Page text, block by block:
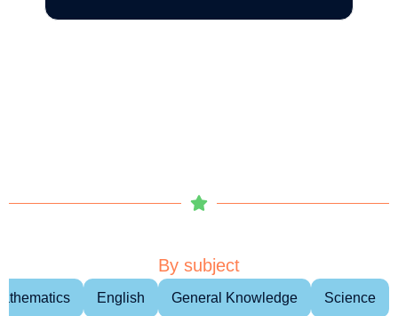
By subject
English General Knowledge Science